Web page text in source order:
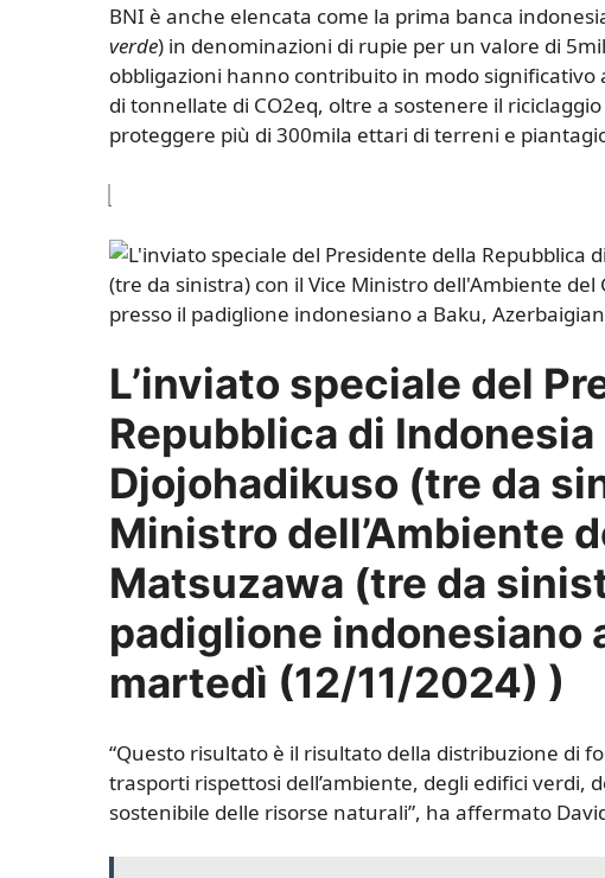
BNI è anche elencata come la prima banca
verde) in denominazioni di rupie per un valore di
obbligazioni hanno contribuito in modo
di tonnellate di CO2eq, oltre a sostenere il
proteggere più di 300mila ettari di terreni e
L’inviato speciale del
Repubblica di Indonesia
Djojohadikuso (tre da
Ministro dell’Ambiente
Matsuzawa (tre da
padiglione indonesiano
martedì (12/11/2024) )
“Questo risultato è il risultato della distribuzione di
trasporti rispettosi dell’ambiente, degli edifici verdi,
sostenibile delle risorse naturali”, ha affermato